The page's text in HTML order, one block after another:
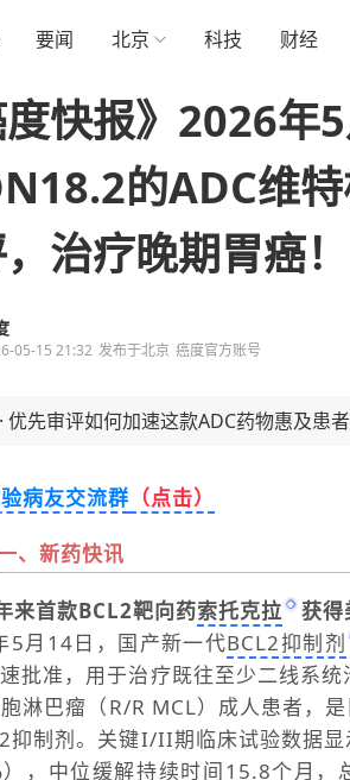
要闻 北京 科技 财经
度快报》2026年
的ADC维
治疗晚期胃癌！
05-15 21:32 发布于北京 癌度官方账号
· 优先审评如何加速这款ADC药物惠及患者
病友交流群 （点击）
、新药快讯
来首款BCL2靶向药索托克拉
获得
5月14日，国产新一代BCL2抑制剂
批准，用于治疗既往至少二线系
淋巴瘤（R/R MCL）成人患者，
抑制剂。关键I/II期临床试验数据
，中位缓解持续时间15.8个月，